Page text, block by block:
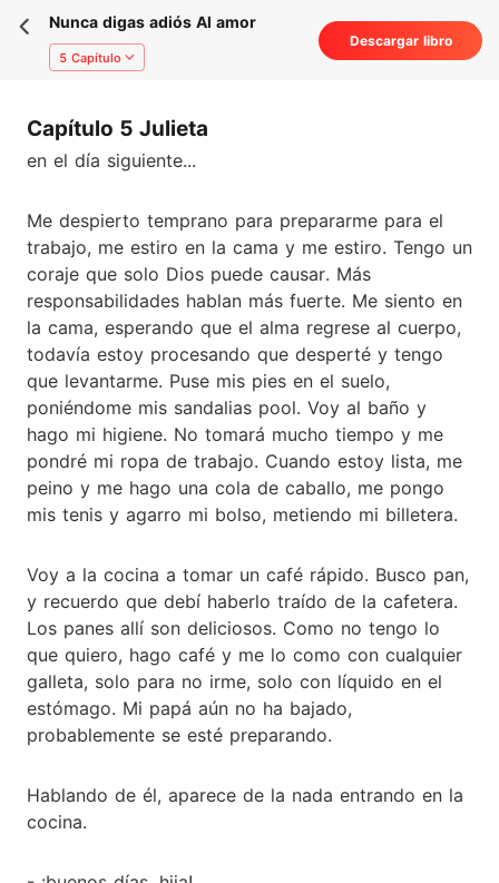
Nunca digas adiós Al amor
5 Capítulo
Descargar libro
Capítulo 5 Julieta
en el día siguiente...
Me despierto temprano para prepararme para el
trabajo, me estiro en la cama y me estiro. Tengo un
coraje que solo Dios puede causar. Más
responsabilidades hablan más fuerte. Me siento en
la cama, esperando que el alma regrese al cuerpo,
todavía estoy procesando que desperté y tengo
que levantarme. Puse mis pies en el suelo,
poniéndome mis sandalias pool. Voy al baño y
hago mi higiene. No tomará mucho tiempo y me
pondré mi ropa de trabajo. Cuando estoy lista, me
peino y me hago una cola de caballo, me pongo
mis tenis y agarro mi bolso, metiendo mi billetera.
Voy a la cocina a tomar un café rápido. Busco pan,
y recuerdo que debí haberlo traído de la cafetera.
Los panes allí son deliciosos. Como no tengo lo
que quiero, hago café y me lo como con cualquier
galleta, solo para no irme, solo con líquido en el
estómago. Mi papá aún no ha bajado,
probablemente se esté preparando.
Hablando de él, aparece de la nada entrando en la
cocina.